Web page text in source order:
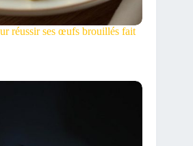
réussir ses œufs brouillés fait